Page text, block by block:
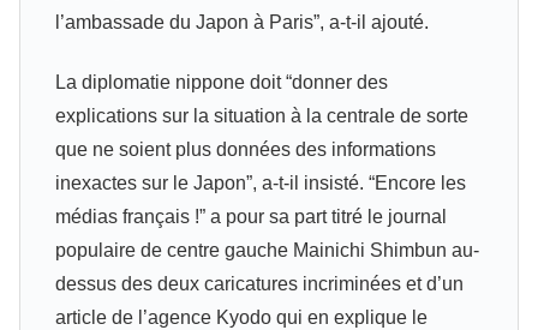
l’ambassade du Japon à Paris”, a-t-il ajouté.
La diplomatie nippone doit “donner des
explications sur la situation à la centrale de sorte
que ne soient plus données des informations
inexactes sur le Japon”, a-t-il insisté. “Encore les
médias français !” a pour sa part titré le journal
populaire de centre gauche Mainichi Shimbun au-
dessus des deux caricatures incriminées et d’un
article de l’agence Kyodo qui en explique le